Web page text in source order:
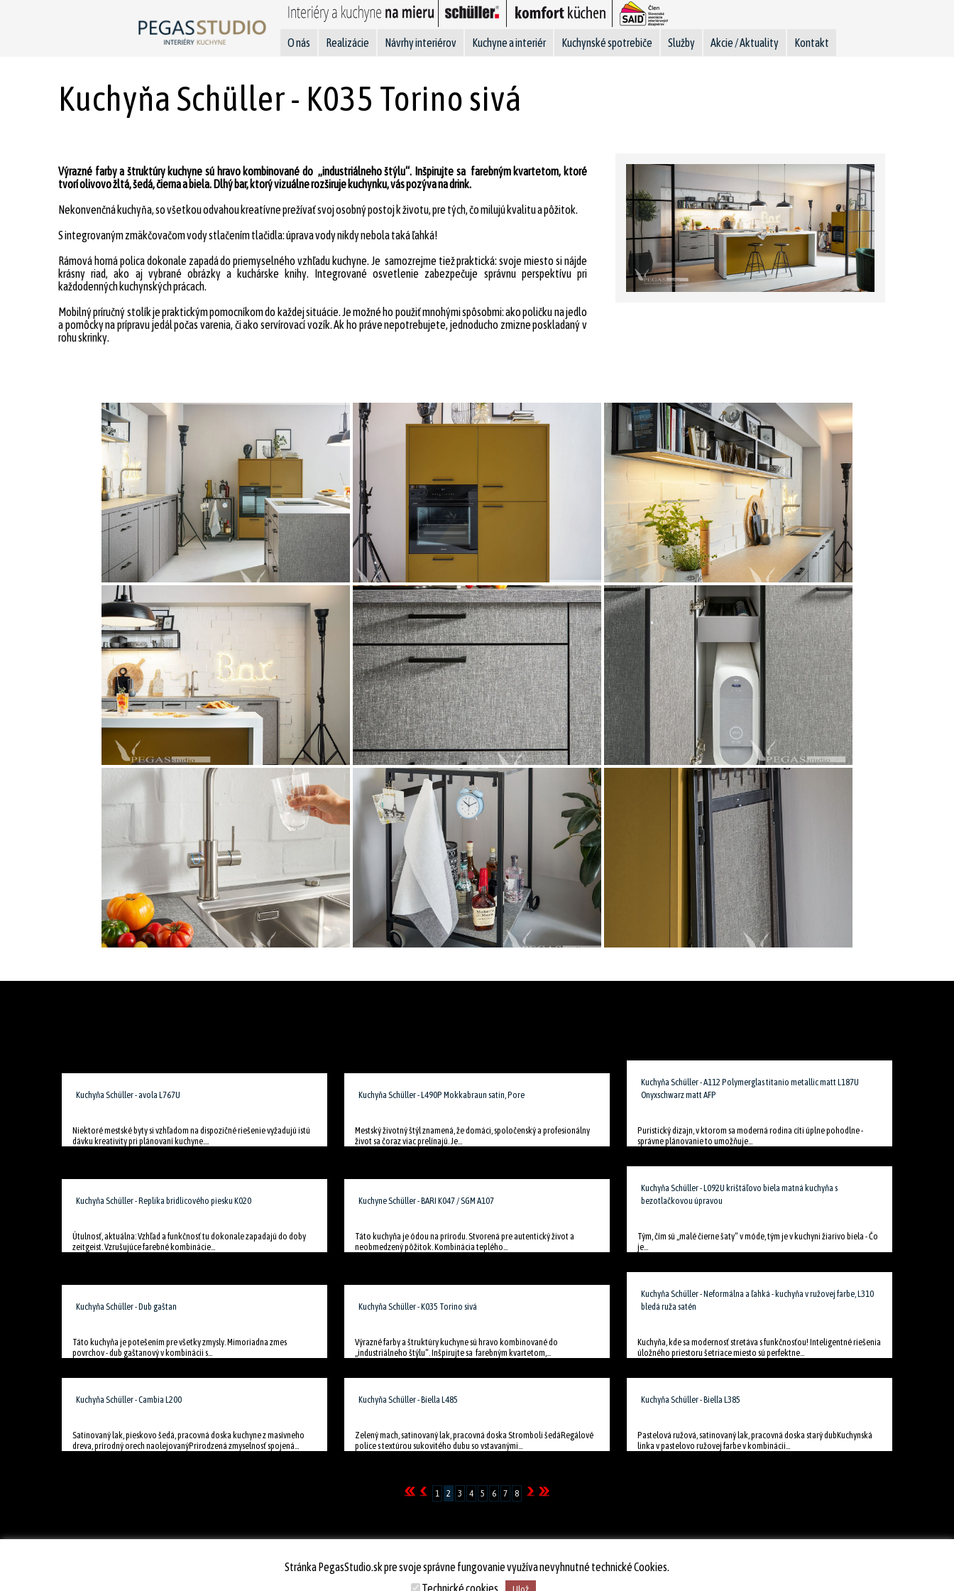
O nás Realizácie Návrhy interiérov Kuchyne a interiér Kuchynské spotrebiče Služby Akcie / Aktuality Kontakt
Kuchyňa Schüller - K035 Torino sivá
Výrazné farby a štruktúry kuchyne sú hravo kombinované do „industriálneho štýlu“. Inšpirujte sa farebným kvartetom, ktoré
tvorí olivovo žltá, šedá, čierna a biela. Dlhý bar, ktorý vizuálne rozširuje kuchynku, vás pozýva na drink.
Nekonvenčná kuchyňa, so všetkou odvahou kreatívne prežívať svoj osobný postoj k životu, pre tých, čo milujú kvalitu a pôžitok.
S integrovaným zmäkčovačom vody stlačením tlačidla: úprava vody nikdy nebola taká ľahká!
Rámová horná polica dokonale zapadá do priemyselného vzhľadu kuchyne. Je samozrejme tiež praktická: svoje miesto si nájde
krásny riad, ako aj vybrané obrázky a kuchárske knihy. Integrované osvetlenie zabezpečuje správnu perspektívu pri
každodenných kuchynských prácach.
Mobilný príručný stolík je praktickým pomocníkom do každej situácie. Je možné ho použiť mnohými spôsobmi: ako poličku na jedlo
a pomôcky na prípravu jedál počas varenia, či ako servírovací vozík. Ak ho práve nepotrebujete, jednoducho zmizne poskladaný v
rohu skrinky.
Kuchyňa Schüller - avola L767U
Niektoré mestské byty si vzhľadom na dispozičné riešenie vyžadujú istú
dávku kreativity pri plánovaní kuchyne....
Kuchyňa Schüller - L490P Mokkabraun satin, Pore
Mestský životný štýl znamená, že domáci, spoločenský a profesionálny
život sa čoraz viac prelínajú. Je...
Kuchyňa Schüller - A112 Polymerglas titanio metallic matt L187U
Onyxschwarz matt AFP
Puristický dizajn, v ktorom sa moderná rodina cíti úplne pohodlne -
správne plánovanie to umožňuje...
Kuchyňa Schüller - Replika bridlicového piesku K020
Útulnosť, aktuálna: Vzhľad a funkčnosť tu dokonale zapadajú do doby
zeitgeist. Vzrušujúce farebné kombinácie...
Kuchyne Schüller - BARI K047 / SGM A107
Táto kuchyňa je ódou na prírodu. Stvorená pre autentický život a
neobmedzený pôžitok. Kombinácia teplého...
Kuchyňa Schüller - L092U krištáľovo biela matná kuchyňa s
bezotlačkovou úpravou
Tým, čím sú „malé čierne šaty“ v móde, tým je v kuchyni žiarivo biela - Čo
je...
Kuchyňa Schüller - Dub gaštan
Táto kuchyňa je potešením pre všetky zmysly. Mimoriadna zmes
povrchov - dub gaštanový v kombinácii s...
Kuchyňa Schüller - K035 Torino sivá
Výrazné farby a štruktúry kuchyne sú hravo kombinované do
„industriálneho štýlu“. Inšpirujte sa farebným kvartetom,...
Kuchyňa Schüller - Neformálna a ľahká - kuchyňa v ružovej farbe, L310
bledá ruža satén
Kuchyňa, kde sa modernosť stretáva s funkčnosťou! Inteligentné riešenia
úložného priestoru šetriace miesto sú perfektne...
Kuchyňa Schüller - Cambia L200
Satinovaný lak, pieskovo šedá, pracovná doska kuchyne z masívneho
dreva, prírodný orech naolejovanýPrirodzená zmyselnosť spojená...
Kuchyňa Schüller - Biella L485
Zelený mach, satinovaný lak, pracovná doska Stromboli šedáRegálové
police s textúrou sukovitého dubu so vstavanými...
Kuchyňa Schüller - Biella L385
Pastelová ružová, satinovaný lak, pracovná doska starý dubKuchynská
linka v pastelovo ružovej farbe v kombinácii...
1 2 3 4 5 6 7 8
© 2026PegasStudio.sk
Stránka PegasStudio.sk pre svoje správne fungovanie využíva nevyhnutné technické Cookies.
Technické cookies